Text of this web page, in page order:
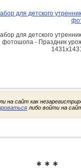
для детского
для детского
фотошопа - Праздник
сайт как
либо войти на
✱ ✱ ✱